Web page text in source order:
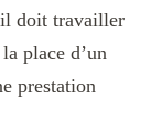
il doit travailler
place d’un
prestation